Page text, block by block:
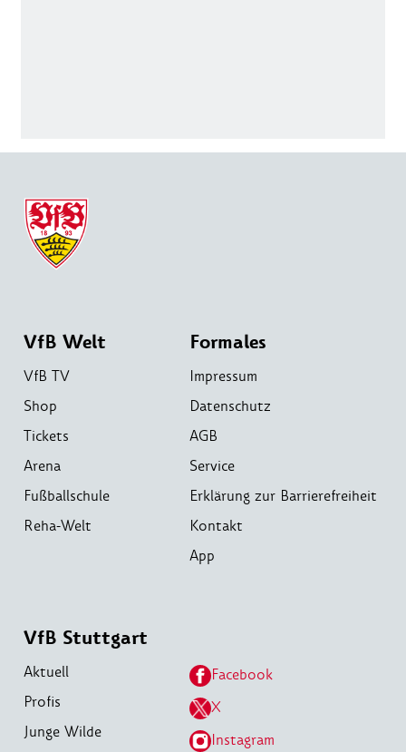
VfB Welt
VfB TV
Shop
Tickets
Arena
Fußballschule
Reha-Welt
Formales
Impressum
Datenschutz
AGB
Service
Erklärung zur Barrierefreiheit
Kontakt
App
VfB Stuttgart
Aktuell
Profis
Junge Wilde
Facebook
X
Instagram